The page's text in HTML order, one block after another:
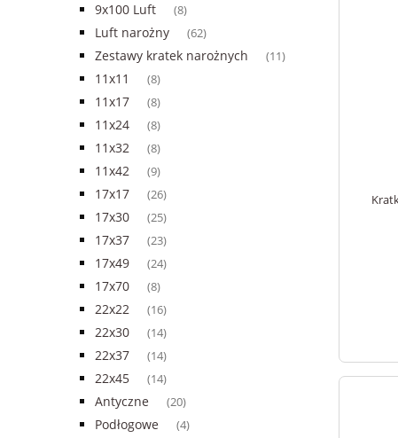
9x100 Luft (8)
Luft narożny (62)
Zestawy kratek narożnych (11)
11x11 (8)
11x17 (8)
11x24 (8)
11x32 (8)
11x42 (9)
17x17 (26)
17x30 (25)
17x37 (23)
17x49 (24)
17x70 (8)
22x22 (16)
22x30 (14)
22x37 (14)
22x45 (14)
Antyczne (20)
Podłogowe (4)